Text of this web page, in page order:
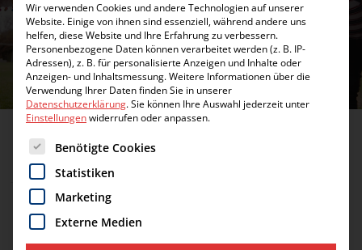
MISSION
Wir verwenden Cookies und andere Technologien auf unserer
Website. Einige von ihnen sind essenziell, während andere uns
helfen, diese Website und Ihre Erfahrung zu verbessern.
Personenbezogene Daten können verarbeitet werden (z. B. IP-
Adressen), z. B. für personalisierte Anzeigen und Inhalte oder
Anzeigen- und Inhaltsmessung.Weitere Informationen über die
Verwendung Ihrer Daten finden Sie in unserer
Datenschutzerklärung.Sie können Ihre Auswahl jederzeit unter
Einstellungenwiderrufen oder anpassen.
Es folgt eine Liste der Service-Gruppen, für die eine Einwilligung
Benötigte Cookies
Statistiken
Marketing
Externe Medien